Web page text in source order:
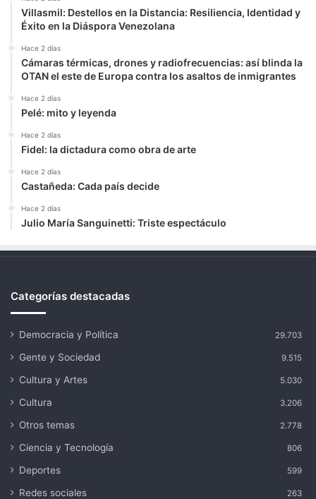
Villasmil: Destellos en la Distancia: Resiliencia, Identidad y
Éxito en la Diáspora Venezolana
Hace 2 días
Cámaras térmicas, drones y radiofrecuencias: así blinda la
OTAN el este de Europa contra los asaltos de inmigrantes
Hace 2 días
Pelé: mito y leyenda
Hace 2 días
Fidel: la dictadura como obra de arte
Hace 2 días
Castañeda: Cada país decide
Hace 2 días
Julio María Sanguinetti: Triste espectáculo
Categorías destacadas
Democracia y Política 29.703
Gente y Sociedad 9.515
Cultura y Artes 5.030
Cultura 3.206
Otros temas 2.778
Ciencia y Tecnología 806
Deportes 599
Redes sociales 263